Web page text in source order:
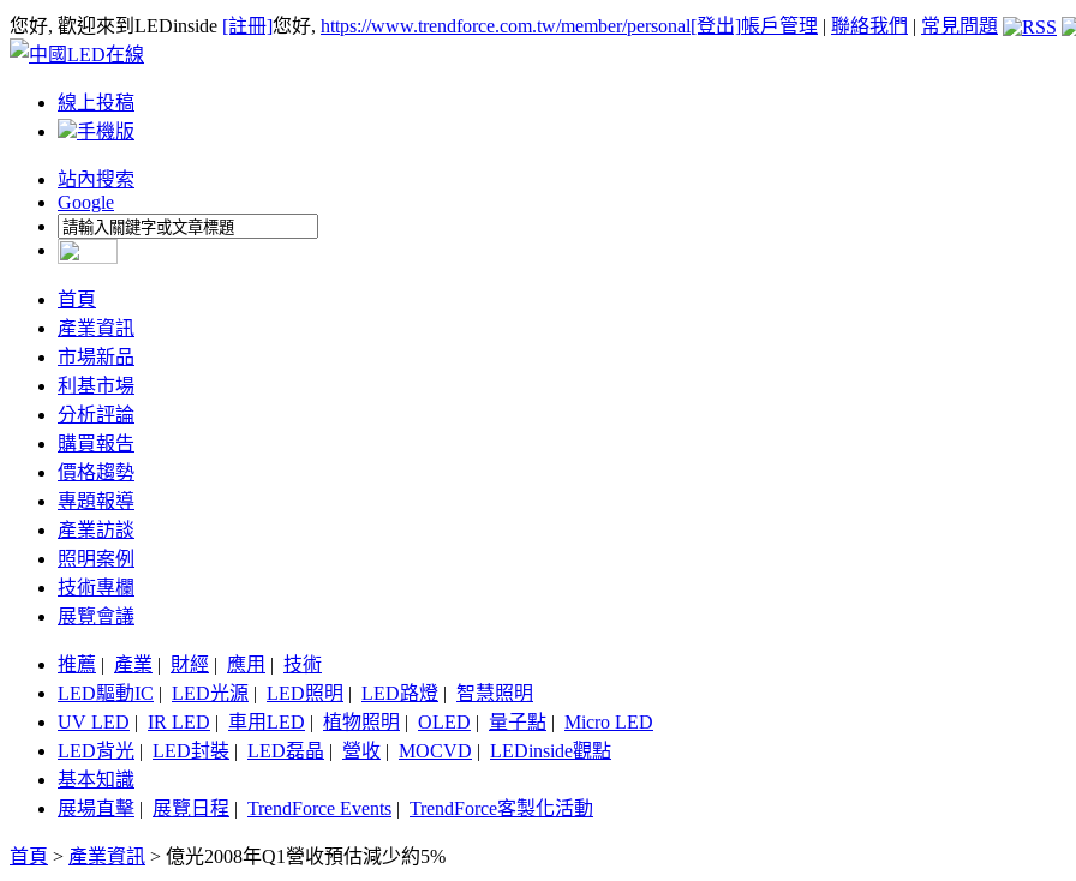
您好, 歡迎來到LEDinside [註冊]您好, https://www.trendforce.com.tw/member/personal[登出]帳戶管理 | 聯絡我們 | 常見問題
線上投稿
手機版
站內搜索
Google
首頁
產業資訊
市場新品
利基市場
分析評論
購買報告
價格趨勢
專題報導
產業訪談
照明案例
技術專欄
展覽會議
推薦 | 產業 | 財經 | 應用 | 技術
LED驅動IC | LED光源 | LED照明 | LED路燈 | 智慧照明
UV LED | IR LED | 車用LED | 植物照明 | OLED | 量子點 | Micro LED
LED背光 | LED封裝 | LED磊晶 | 營收 | MOCVD | LEDinside觀點
基本知識
展場直擊 | 展覽日程 | TrendForce Events | TrendForce客製化活動
首頁 > 產業資訊 > 億光2008年Q1營收預估減少約5%